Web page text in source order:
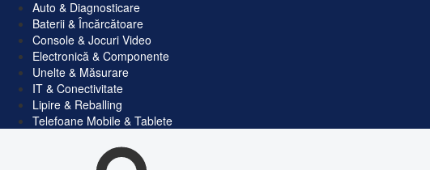
Auto & Diagnosticare
Baterii & Încărcătoare
Console & Jocuri Video
Electronică & Componente
Unelte & Măsurare
IT & Conectivitate
Lipire & Reballing
Telefoane Mobile & Tablete